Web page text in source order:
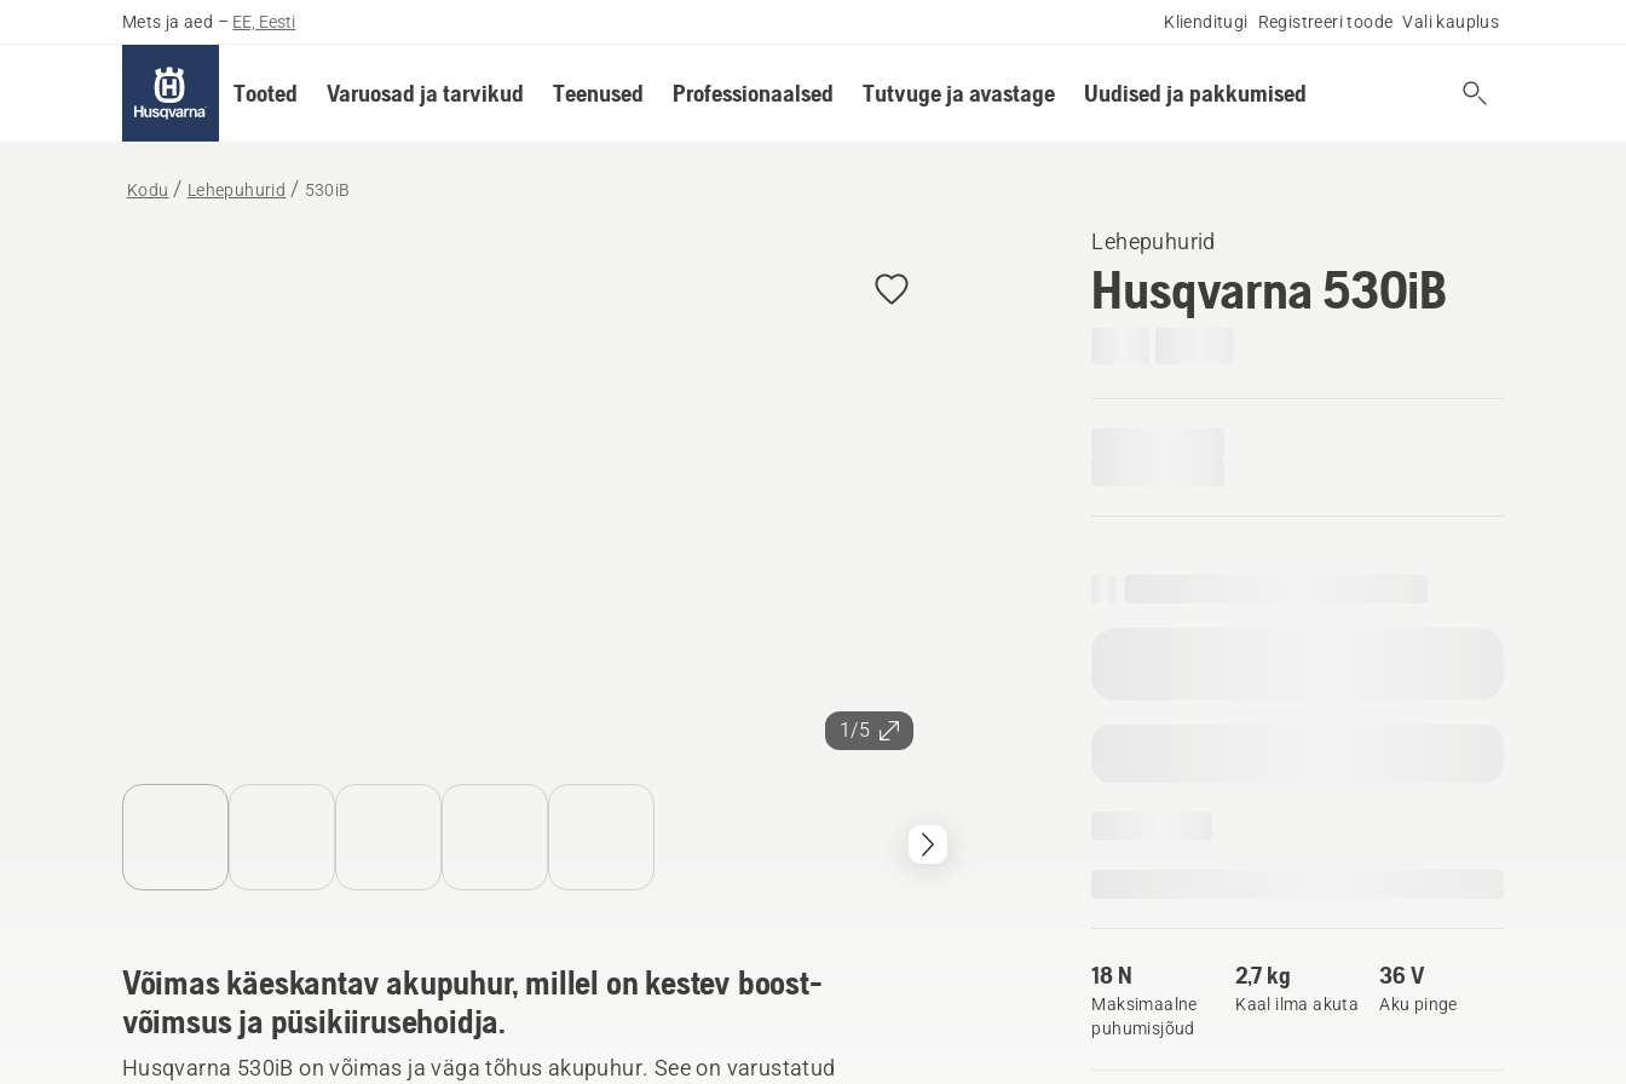
Mets ja aed – EE, Eesti Klienditugi Registreeri toode Vali kauplus
Tooted Varuosad ja tarvikud Teenused Professionaalsed Tutvuge ja avastage Uudised ja pakkumised
Kodu Lehepuhurid 530iB
1/5
Lehepuhurid
Husqvarna 530iB
18 N
Maksimaalne
puhumisjõud
2,7 kg
Kaal ilma akuta
36 V
Aku pinge
Võimas käeskantav akupuhur, millel on kestev boost-
võimsus ja püsikiirusehoidja.
Husqvarna 530iB on võimas ja väga tõhus akupuhur. See on varustatud